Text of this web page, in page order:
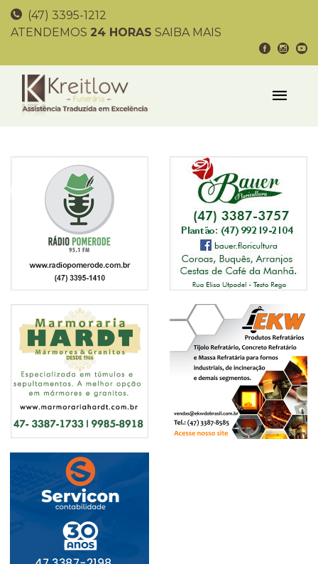
(47) 3395-1212
ATENDEMOS 24 HORAS SAIBA MAIS